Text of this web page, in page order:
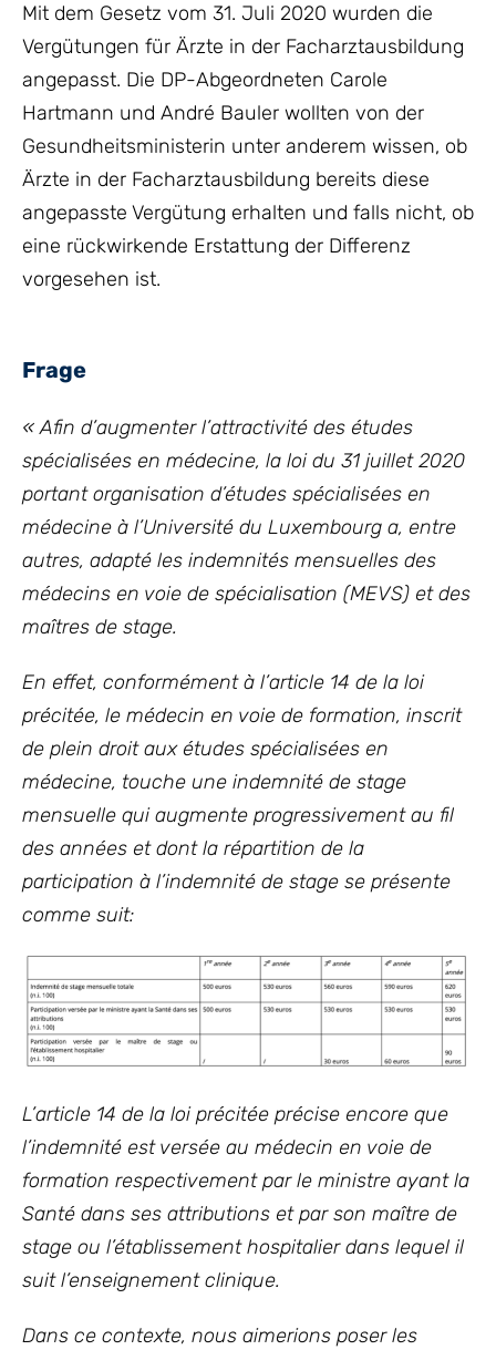
Mit dem Gesetz vom 31. Juli 2020 wurden die
Vergütungen für Ärzte in der Facharztausbildung
angepasst. Die DP-Abgeordneten Carole
Hartmann und André Bauler wollten von der
Gesundheitsministerin unter anderem wissen, ob
Ärzte in der Facharztausbildung bereits diese
angepasste Vergütung erhalten und falls nicht, ob
eine rückwirkende Erstattung der Differenz
vorgesehen ist.
Frage
« Afin d’augmenter l’attractivité des études
spécialisées en médecine, la loi du 31 juillet 2020
portant organisation d’études spécialisées en
médecine à l’Université du Luxembourg a, entre
autres, adapté les indemnités mensuelles des
médecins en voie de spécialisation (MEVS) et des
maîtres de stage.
En effet, conformément à l’article 14 de la loi
précitée, le médecin en voie de formation, inscrit
de plein droit aux études spécialisées en
médecine, touche une indemnité de stage
mensuelle qui augmente progressivement au fil
des années et dont la répartition de la
participation à l’indemnité de stage se présente
comme suit:
L’article 14 de la loi précitée précise encore que
l’indemnité est versée au médecin en voie de
formation respectivement par le ministre ayant la
Santé dans ses attributions et par son maître de
stage ou l’établissement hospitalier dans lequel il
suit l’enseignement clinique.
Dans ce contexte, nous aimerions poser les